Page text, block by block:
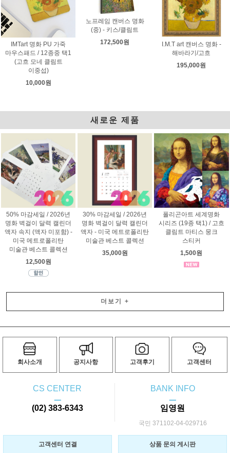
IMTart 명화 PU 가죽
마우스패드 / 12종중 택1
(고흐 모네 클림트
이중섭)
10,000원
노프레임 캔버스 명화
(중) - 키스/클림트
172,500원
I.M.T art 캔버스 명화 -
해바라기/고흐
195,000원
새로운 제품
50% 마감세일 / 2026년
명화 벽걸이 달력 캘린더
액자 속지 (액자 미포함) -
미국 메트로폴리탄
미술관 베스트 콜렉션
12,500원
30% 마감세일 / 2026년
명화 벽걸이 달력 캘린더
액자 - 미국 메트로폴리탄
미술관 베스트 콜렉션
35,000원
폴리곤아트 세계명화
시리즈 (19종 택1) / 고흐
클림트 마티스 뭉크
스티커
1,500원
더보기 +
회사소개 공지사항 고객후기 고객센터
CS CENTER
ㅡ
(02) 383-6343
BANK INFO
ㅡ
임영원
국민 371102-04-029716
고객센터 연결 상품 문의 게시판